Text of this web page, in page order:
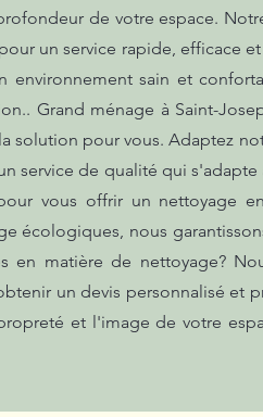
de votre espace.
un service rapide, efficace
environnement sain et
Grand ménage à Saint-
solution pour vous. Adaptez
service de qualité qui
vous offrir un nettoyage
écologiques, nous
en matière de nettoyage?
un devis personnalisé et
et l'image de votre